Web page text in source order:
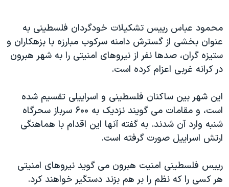
جهش
به
جستجو
ورزشی
گزیده‌ها
ویژه برنامه‌ها
فرهنگ و زندگی
حقوق شهروندی
اقتصادی
اسرائیل در جنگ
جام جهانی ۲۰۲۶
عملیات خشم حماسی
۲۵۰سالگی آمریکا
مستندها
انتخابات ریاست جمهوری آمریکا ۲۰۲۴
حمله جمهوری اسلامی به اسرائیل
ورزش زنان در ایران
فرکانس‌های صدای آمریکا
پخش رادیویی
یادگیری زبان انگلیسی
دنبال کنید
زبانهای مختلف
محمود عباس رییس تشکیلات خودگردان فلسطینی به
عنوان بخشی از گسترش دامنه سرکوب مبارزه با بزهکاران و
ستیزه گران، صدها نفر از نیروهای امنیتی را به شهر هبرون
در کرانه غربی اعزام کرده است.
این شهر بین ساکنان فلسطینی و اسراییلی تقسیم شده
است، و مقامات می گویند نزدیک به ۶۰۰ سرباز سحرگاه
شنبه وارد آن شدند. به گفته آنها این اقدام با هماهنگی
ارتش اسراییل صورت گرفته است.
رییس فلسطینی امنیت هبرون می گوید نیروهای امنیتی
هر کسی را که نظم را بر هم بزند دستگیر خواهند کرد.